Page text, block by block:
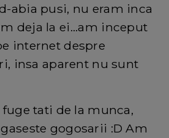
abia pusi, nu eram inca
deja la ei...am inceput
internet despre
insa aparent nu sunt
tati de la munca,
gogosarii :D Am